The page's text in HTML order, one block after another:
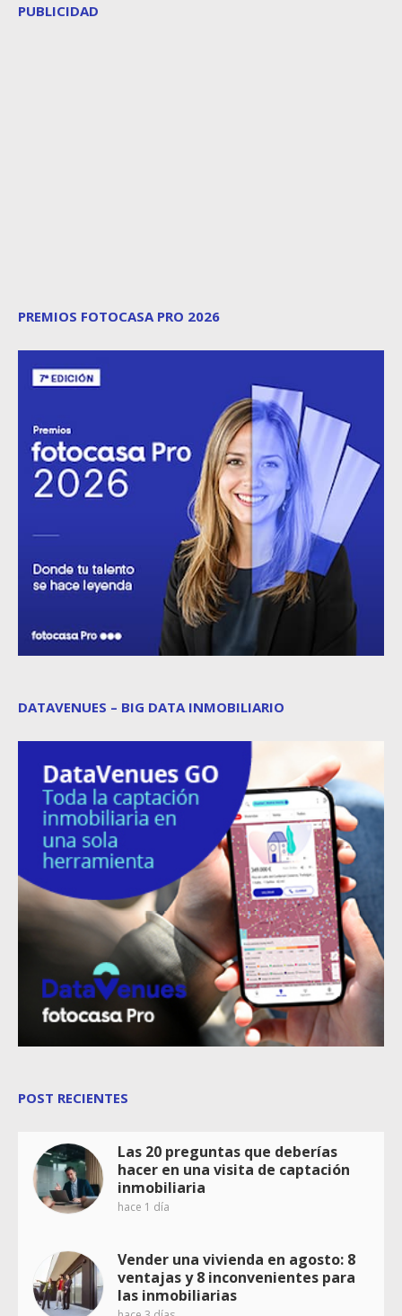
PUBLICIDAD
PREMIOS FOTOCASA PRO 2026
DATAVENUES – BIG DATA INMOBILIARIO
POST RECIENTES
Las 20 preguntas que deberías
hacer en una visita de captación
inmobiliaria
hace 1 día
Vender una vivienda en agosto: 8
ventajas y 8 inconvenientes para
las inmobiliarias